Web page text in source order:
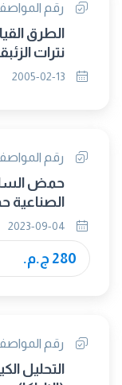
رقم المواصفة 181 /
الطرق
نترات
رقم المواصفة 5760 /
الصناعية
280 ج.م.
رقم المواصفة 566 /
التحليل